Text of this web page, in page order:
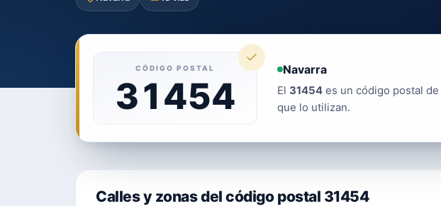
CÓDIGO POSTAL
31454
Navarra
El 31454 es un código postal
que lo utilizan.
Calles y zonas del código postal 31454